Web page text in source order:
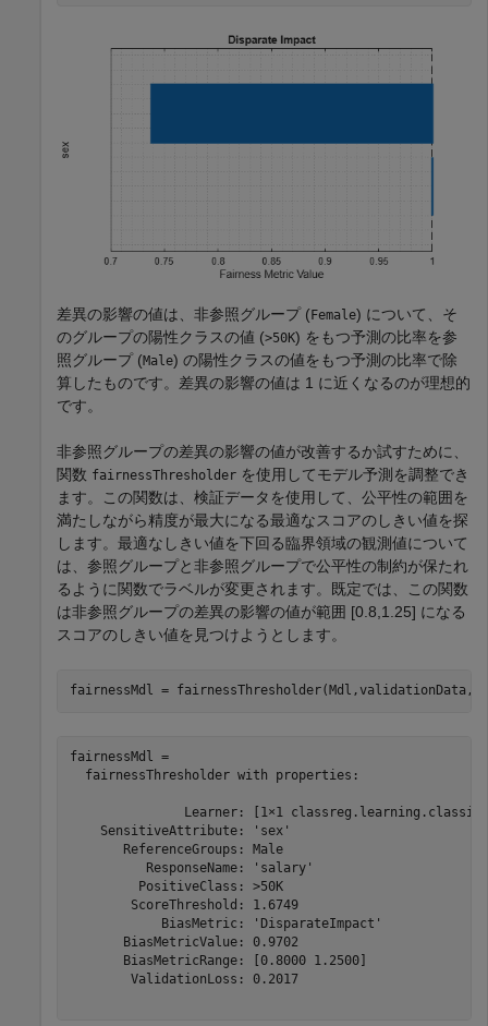
差異の影響の値は、非参照グループ (Female) について、そ
のグループの陽性クラスの値 (>50K) をもつ予測の比率を参
照グループ (Male) の陽性クラスの値をもつ予測の比率で除
算したものです。差異の影響の値は 1 に近くなるのが理想的
です。
非参照グループの差異の影響の値が改善するか試すために、
関数 fairnessThresholder を使用してモデル予測を調整でき
ます。この関数は、検証データを使用して、公平性の範囲を
満たしながら精度が最大になる最適なスコアのしきい値を探
します。最適なしきい値を下回る臨界領域の観測値について
は、参照グループと非参照グループで公平性の制約が保たれ
るように関数でラベルが変更されます。既定では、この関数
は非参照グループの差異の影響の値が範囲 [0.8,1.25] になる
スコアのしきい値を見つけようとします。
fairnessMdl = fairnessThresholder(Mdl,validationData,
fairnessMdl =
  fairnessThresholder with properties:
Learner: [1×1
    SensitiveAttribute: 'sex'
       ReferenceGroups: Male
          ResponseName: 'salary'
         PositiveClass: >50K
        ScoreThreshold: 1.6749
            BiasMetric: 'DisparateImpact'
       BiasMetricValue: 0.9702
       BiasMetricRange: [0.8000 1.2500]
        ValidationLoss: 0.2017